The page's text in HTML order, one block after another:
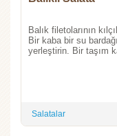
Balık filetolarının
Bir kaba bir su
yerleştirin. Bir taşım
Salatalar